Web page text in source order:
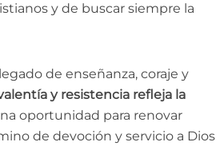
y de buscar siempre la
de enseñanza, coraje y
y resistencia refleja la
oportunidad para renovar
de devoción y servicio a Dios